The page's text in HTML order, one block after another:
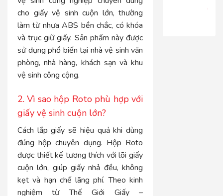
cho giấy vệ sinh cuộn lớn, thường
làm từ nhựa ABS bền chắc, có khóa
và trục giữ giấy. Sản phẩm này được
sử dụng phổ biến tại nhà vệ sinh văn
phòng, nhà hàng, khách sạn và khu
vệ sinh công cộng.
2. Vì sao hộp Roto phù hợp với
giấy vệ sinh cuộn lớn?
Cách lắp giấy sẽ hiệu quả khi dùng
đúng hộp chuyên dụng. Hộp Roto
được thiết kế tương thích với lõi giấy
cuộn lớn, giúp giấy nhả đều, không
kẹt và hạn chế lãng phí. Theo kinh
nghiệm từ Thế Giới Giấy –